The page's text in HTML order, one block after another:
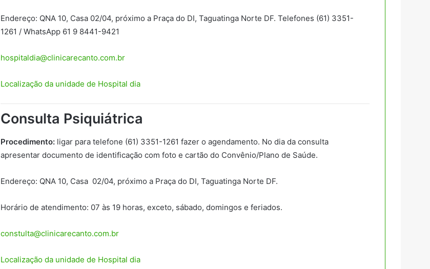
Endereço: QNA 10, Casa 02/04, próximo a Praça do DI, Taguatinga Norte DF. Telefones (61) 3351-
1261 / WhatsApp 61 9 8441-9421
hospitaldia@clinicarecanto.com.br
Localização da unidade de Hospital dia
Consulta Psiquiátrica
Procedimento: ligar para telefone (61) 3351-1261 fazer o agendamento. No dia da consulta
apresentar documento de identificação com foto e cartão do Convênio/Plano de Saúde.
Endereço: QNA 10, Casa 02/04, próximo a Praça do DI, Taguatinga Norte DF.
Horário de atendimento: 07 às 19 horas, exceto, sábado, domingos e feriados.
constulta@clinicarecanto.com.br
Localização da unidade de Hospital dia